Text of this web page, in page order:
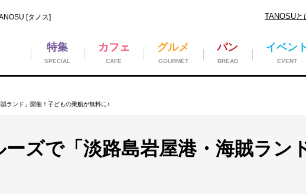
[タノス] TANOSUと
イベント
EVENT
パン
BREAD
グルメ
GOURMET
カフェ
CAFE
特集
SPECIAL
ランド」開催！子どもの乗船が無料に♪
ーズで「淡路島岩屋港・海賊ラン